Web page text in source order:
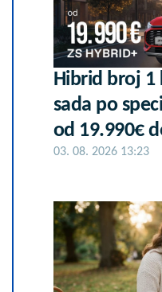
Hibrid broj 1
sada po
od 19.990€
03. 08. 2026 13:23